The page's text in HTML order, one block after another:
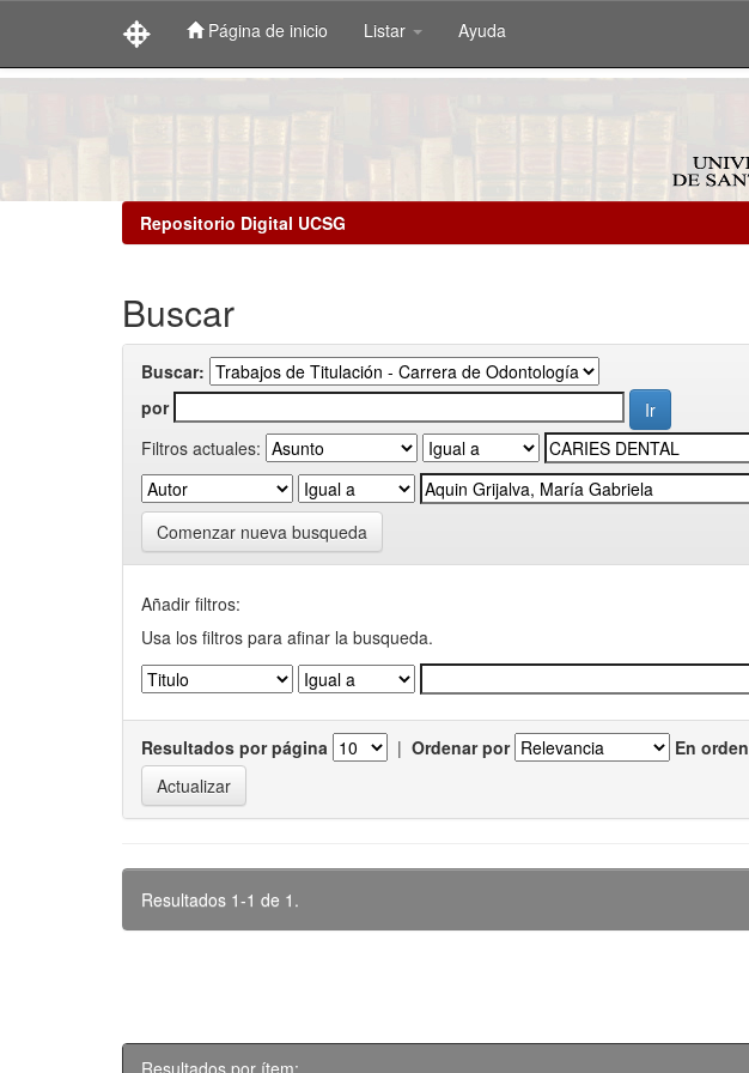
Página de inicio Listar Ayuda
Repositorio Digital UCSG
Buscar
Buscar:
por
Filtros actuales:
Comenzar nueva busqueda
Añadir filtros:
Usa los filtros para afinar la busqueda.
Resultados por página | Ordenar por En orden
Resultados 1-1 de 1.
Resultados por ítem: